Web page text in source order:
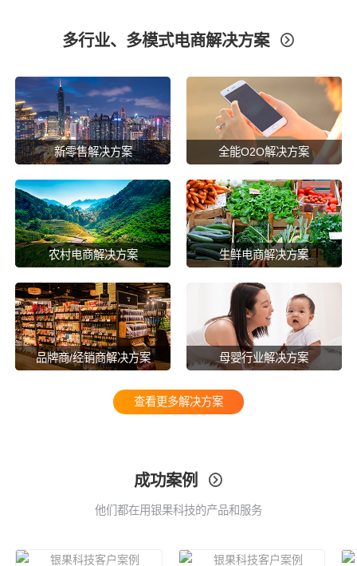
多行业、多模式电商解决方案 
新零售解决方案 全能O2O解决方案
农村电商解决方案 生鲜电商解决方案
品牌商/经销商解决方案 母婴行业解决方案
查看更多解决方案
成功案例 
他们都在用银果科技的产品和服务